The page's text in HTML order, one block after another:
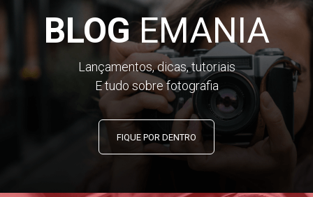
BLOGEMANIA
Lançamentos, dicas, tutoriais
E tudo sobre fotografia
FIQUE POR DENTRO